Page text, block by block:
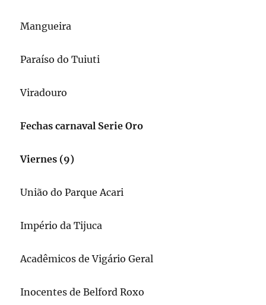
Mangueira
Paraíso do Tuiuti
Viradouro
Fechas carnaval Serie Oro
Viernes (9)
União do Parque Acari
Império da Tijuca
Acadêmicos de Vigário Geral
Inocentes de Belford Roxo